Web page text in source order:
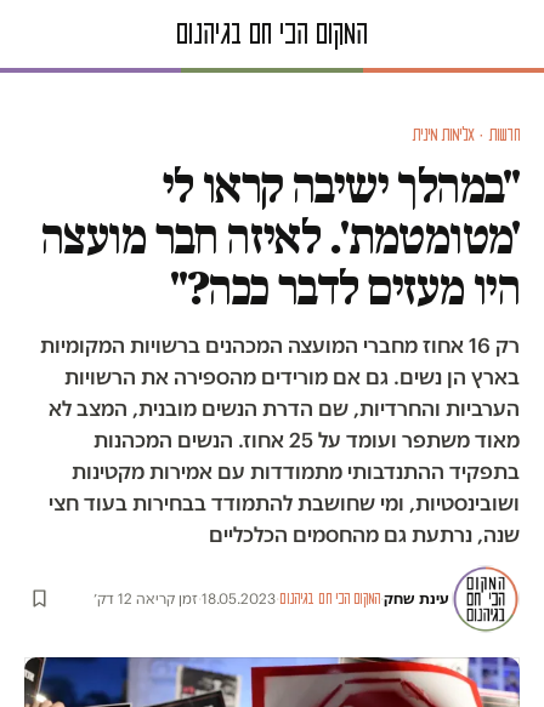
חדשות · אלימות מינית
"במהלך ישיבה קראו לי
'מטומטמת'. לאיזה חבר מועצה
היו מעזים לדבר ככה?"
רק 16 אחוז מחברי המועצה המכהנים ברשויות המקומיות
בארץ הן נשים. גם אם מורידים מהספירה את הרשויות
הערביות והחרדיות, שם הדרת הנשים מובנית, המצב לא
מאוד משתפר ועומד על 25 אחוז. הנשים המכהנות
בתפקיד ההתנדבותי מתמודדות עם אמירות מקטינות
ושובינסטיות, ומי שחושבת להתמודד בבחירות בעוד חצי
שנה, נרתעת גם מהחסמים הכלכליים
עינת שחק·המקום הכי חם בגיהנום·
18.05.2023
·זמן קריאה 12 דק׳